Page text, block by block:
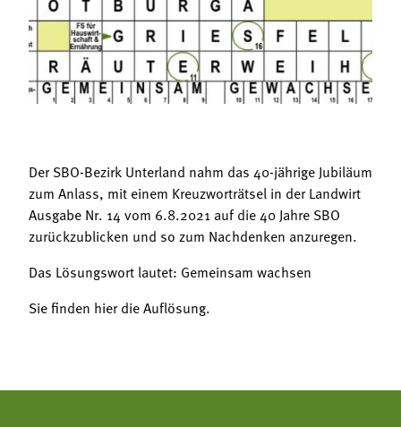
Mitgliedschaft
Landessekretariat
Bäuerliche Buffets
Hofgeschichten
Der SBO-Bezirk Unterland nahm das 40-jährige Jubiläum
zum Anlass, mit einem Kreuzworträtsel in der Landwirt
Ausgabe Nr. 14 vom 6.8.2021 auf die 40 Jahre SBO
zurückzublicken und so zum Nachdenken anzuregen.
Das Lösungswort lautet: Gemeinsam wachsen
Sie finden hier die Auflösung.